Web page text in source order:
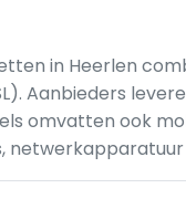
in Heerlen
Aanbieders
omvatten ook